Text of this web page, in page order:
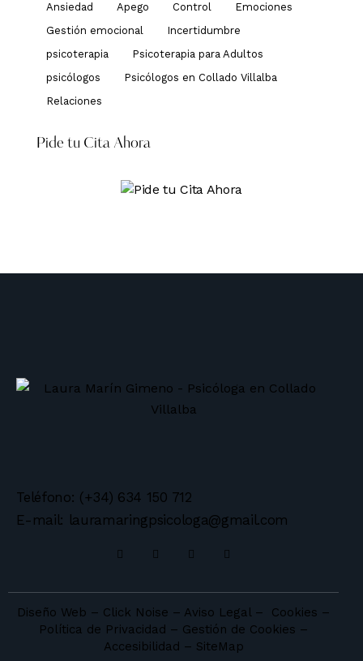
Ansiedad Apego Control
Emociones
Gestión emocional
Incertidumbre
psicoterapia
Psicoterapia para Adultos
psicólogos
Psicólogos en Collado Villalba
Relaciones
Pide tu Cita Ahora
Teléfono: (+34) 634 150 712
E-mail: lauramaringpsicologa@gmail.com
Diseño Web – Click Noise – Aviso Legal– Cookies –
Política de Privacidad – Gestión de Cookies –
Accesibilidad – SiteMap